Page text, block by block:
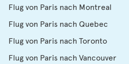
Flug von Paris nach Montreal
Flug von Paris nach Quebec
Flug von Paris nach Toronto
Flug von Paris nach Vancouver